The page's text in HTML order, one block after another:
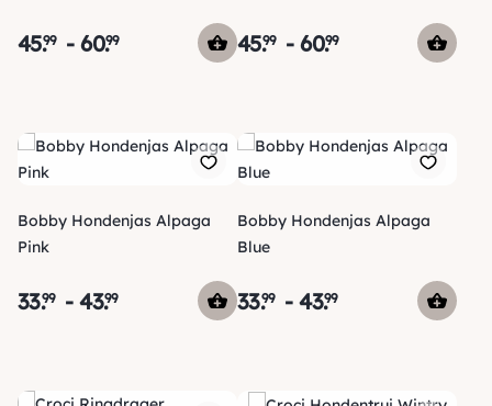
45.99 -60.99 45.99 -60.99
Bobby Hondenjas Alpaga
Pink
33.99 -43.99
Bobby Hondenjas Alpaga
Blue
33.99 -43.99